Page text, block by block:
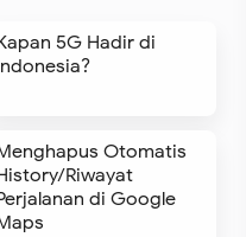
5G Hadir di
Otomatis
Riwayat
di Google